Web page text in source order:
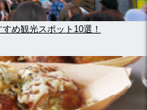
め観光スポット10選！